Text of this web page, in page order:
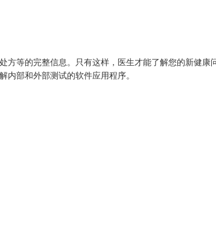
方等的完整信息。只有这样，医生才能了解您的新健康
内部和外部测试的软件应用程序。